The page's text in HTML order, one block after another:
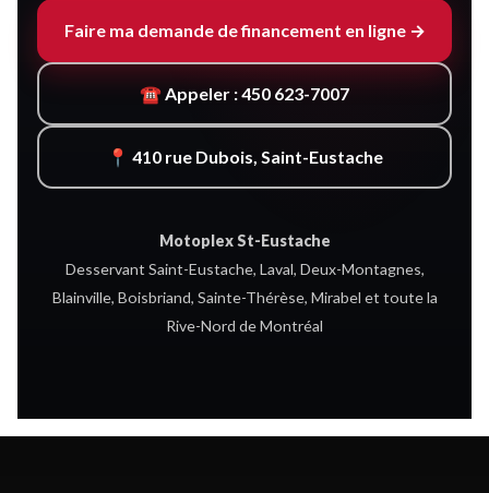
Faire ma demande de financement en ligne →
☎ Appeler : 450 623-7007
📍 410 rue Dubois, Saint-Eustache
Motoplex St-Eustache
Desservant Saint-Eustache, Laval, Deux-Montagnes,
Blainville, Boisbriand, Sainte-Thérèse, Mirabel et toute la
Rive-Nord de Montréal